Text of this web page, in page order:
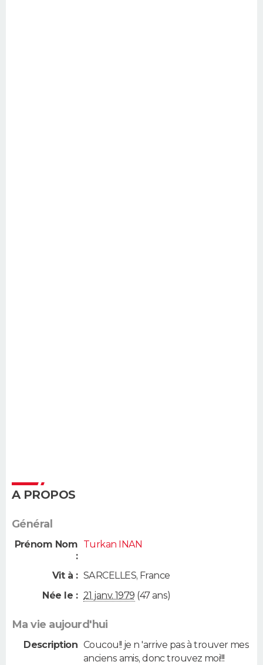
A PROPOS
Général
Prénom Nom
:
Turkan INAN
Vit à : SARCELLES, France
Née le : 21 janv. 1979 (47 ans)
Ma vie aujourd'hui
Description Coucou!! je n 'arrive pas à trouver mes
anciens amis, donc trouvez moi!!!